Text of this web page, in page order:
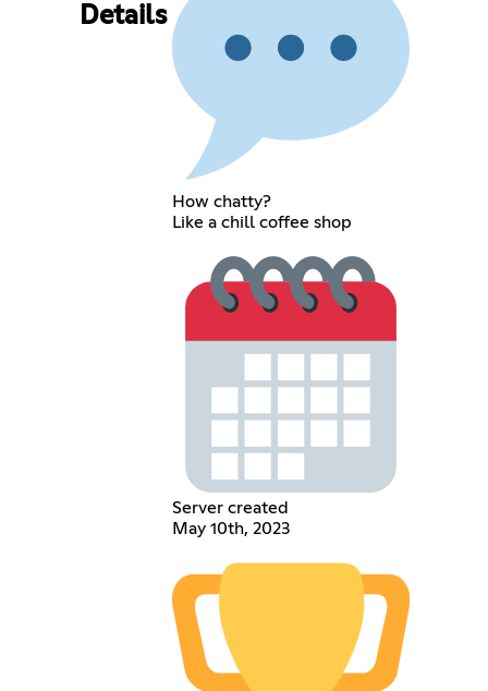
Details
How chatty?
Like a chill coffee shop
Server created
May 10th, 2023